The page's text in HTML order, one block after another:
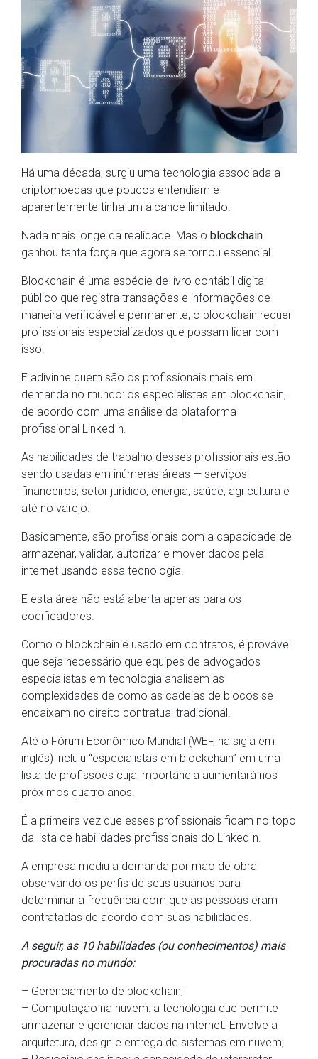
Há uma década, surgiu uma tecnologia associada a
criptomoedas que poucos entendiam e
aparentemente tinha um alcance limitado.
Nada mais longe da realidade. Mas o blockchain
ganhou tanta força que agora se tornou essencial.
Blockchain é uma espécie de livro contábil digital
público que registra transações e informações de
maneira verificável e permanente, o blockchain requer
profissionais especializados que possam lidar com
isso.
E adivinhe quem são os profissionais mais em
demanda no mundo: os especialistas em blockchain,
de acordo com uma análise da plataforma
profissional LinkedIn.
As habilidades de trabalho desses profissionais estão
sendo usadas em inúmeras áreas — serviços
financeiros, setor jurídico, energia, saúde, agricultura e
até no varejo.
Basicamente, são profissionais com a capacidade de
armazenar, validar, autorizar e mover dados pela
internet usando essa tecnologia.
E esta área não está aberta apenas para os
codificadores.
Como o blockchain é usado em contratos, é provável
que seja necessário que equipes de advogados
especialistas em tecnologia analisem as
complexidades de como as cadeias de blocos se
encaixam no direito contratual tradicional.
Até o Fórum Econômico Mundial (WEF, na sigla em
inglês) incluiu “especialistas em blockchain” em uma
lista de profissões cuja importância aumentará nos
próximos quatro anos.
É a primeira vez que esses profissionais ficam no topo
da lista de habilidades profissionais do LinkedIn.
A empresa mediu a demanda por mão de obra
observando os perfis de seus usuários para
determinar a frequência com que as pessoas eram
contratadas de acordo com suas habilidades.
A seguir, as 10 habilidades (ou conhecimentos) mais
procuradas no mundo:
– Gerenciamento de blockchain;
– Computação na nuvem: a tecnologia que permite
armazenar e gerenciar dados na internet. Envolve a
arquitetura, design e entrega de sistemas em nuvem;